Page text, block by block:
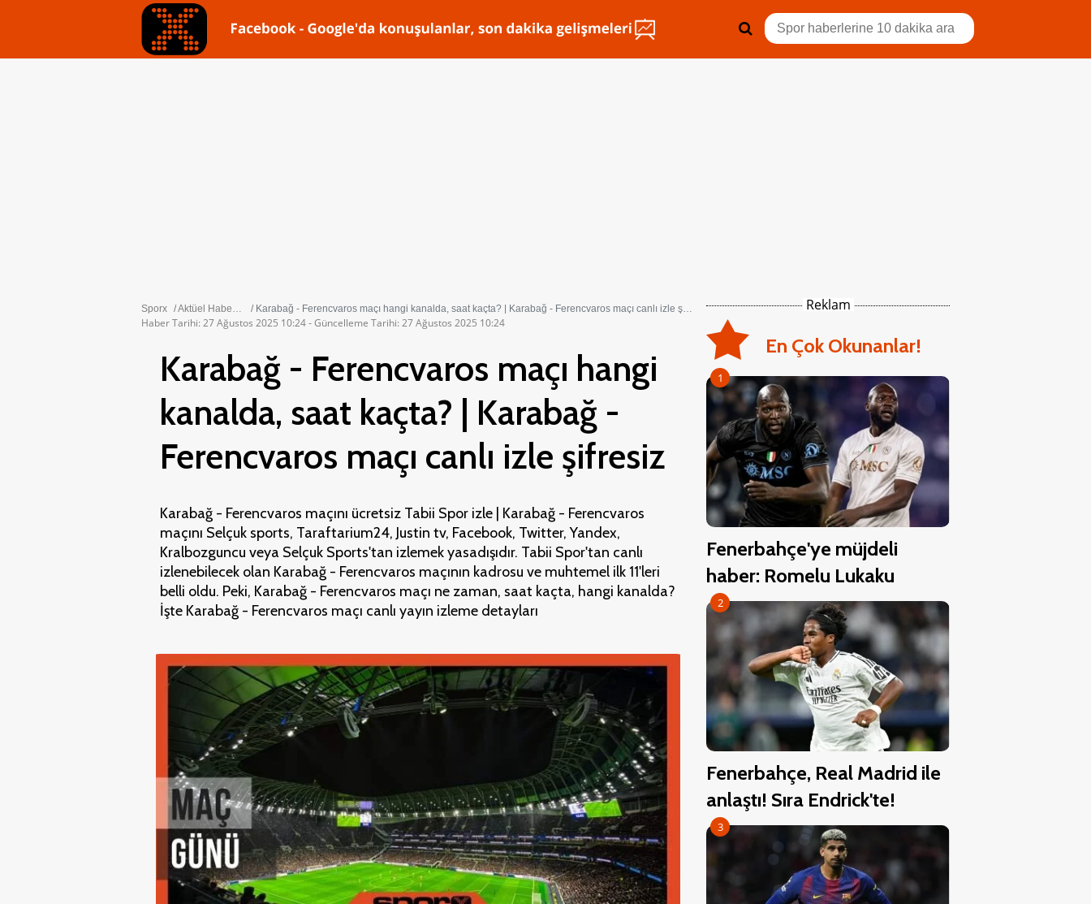
Sporx Aktüel Haberler Karabağ - Ferencvaros maçı hangi kanalda, saat kaçta? | Karabağ - Ferencvaros maçı canlı izle şifresiz
Haber Tarihi: 27 Ağustos 2025 10:24 - Güncelleme Tarihi: 27 Ağustos 2025 10:24
Karabağ - Ferencvaros maçı hangi
kanalda, saat kaçta? | Karabağ -
Ferencvaros maçı canlı izle şifresiz
Karabağ - Ferencvaros maçını ücretsiz Tabii Spor izle | Karabağ - Ferencvaros
maçını Selçuk sports, Taraftarium24, Justin tv, Facebook, Twitter, Yandex,
Kralbozguncu veya Selçuk Sports'tan izlemek yasadışıdır. Tabii Spor'tan canlı
izlenebilecek olan Karabağ - Ferencvaros maçının kadrosu ve muhtemel ilk 11'leri
belli oldu. Peki, Karabağ - Ferencvaros maçı ne zaman, saat kaçta, hangi kanalda?
İşte Karabağ - Ferencvaros maçı canlı yayın izleme detayları
Reklam
En Çok Okunanlar!
1
Fenerbahçe'ye müjdeli
haber: Romelu Lukaku
2
Fenerbahçe, Real Madrid ile
anlaştı! Sıra Endrick'te!
3